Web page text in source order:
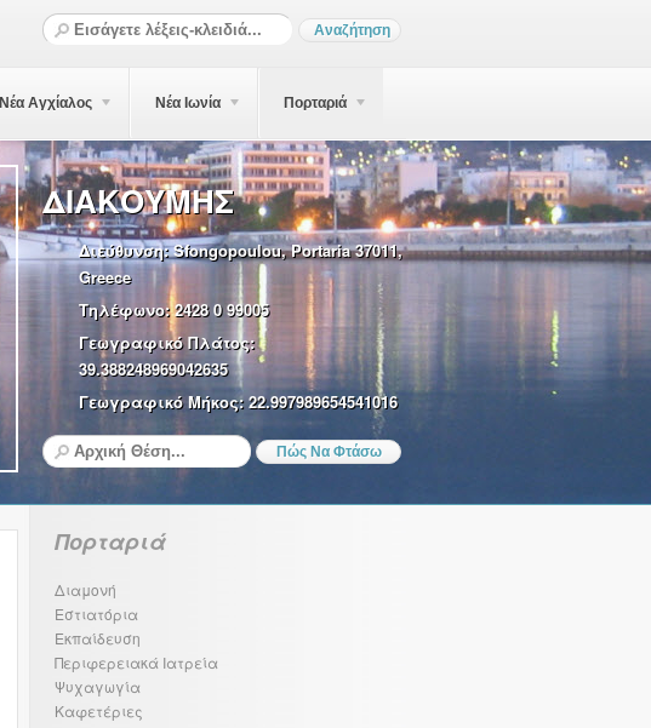
Νέα Αγχίαλος Νέα Ιωνία Πορταριά
ΔΙΑΚΟΥΜΗΣ
Διεύθυνση:Sfongopoulou, Portaria 37011,
Greece
Τηλέφωνο:2428 0 99005
Γεωγραφικό Πλάτος:
39.388248969042635
Γεωγραφικό Μήκος:22.997989654541016
Πορταριά
Διαμονή
Εστιατόρια
Εκπαίδευση
Περιφερειακά Ιατρεία
Ψυχαγωγία
Καφετέριες